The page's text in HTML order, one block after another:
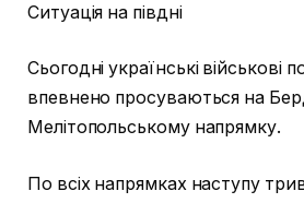
Ситуація на півдні
Сьогодні українські військові
впевнено просуваються на
Мелітопольському напрямку.
По всіх напрямках наступу